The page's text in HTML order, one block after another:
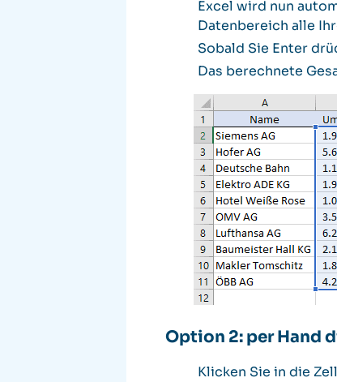
Excel wird nun
Datenbereich alle
Sobald Sie Enter
Das berechnete
Option 2: per Hand
Klicken Sie in die